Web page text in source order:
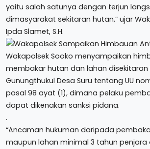
yaitu salah satunya dengan terjun
dimasyarakat sekitaran hutan,” ujar
Ipda Slamet, S.H.
Wakapolsek Sooko menyampaikan
membakar hutan dan lahan disekitaran
Gunungthukul Desa Suru tentang UU
pasal 98 ayat (1), dimana pelaku
dapat dikenakan sanksi pidana.
.
“Ancaman hukuman daripada
maupun lahan minimal 3 tahun penjara